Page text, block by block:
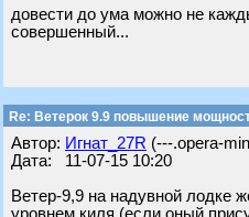
довести до ума можно не
совершенный...
Re: Ветерок 9.9 повышение
Автор: Игнат_27R (---.opera-
Дата: 11-07-15 10:20
Ветер-9,9 на надувной лодке